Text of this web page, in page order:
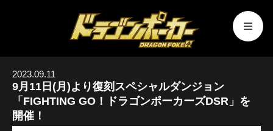
2023.09.11
9月11日(月)より復刻スペシャルダンジョン
「FIGHTING GO！ドラゴンポーカーズDSR」を
開催！